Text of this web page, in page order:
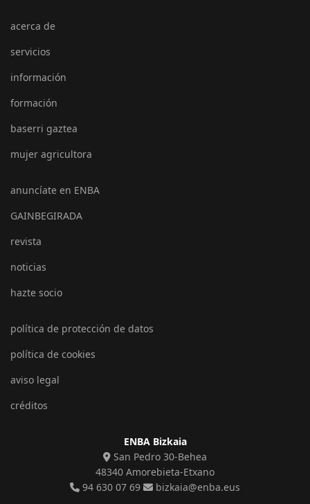
acerca de
servicios
información
formación
baserri gaztea
mujer agricultora
anuncíate en ENBA
GAINBEGIRADA
revista
noticias
hazte socio
política de protección de datos
política de cookies
aviso legal
créditos
ENBA Bizkaia
San Pedro 30-Behea
48340 Amorebieta-Etxano
94 630 07 69
bizkaia@enba.eus